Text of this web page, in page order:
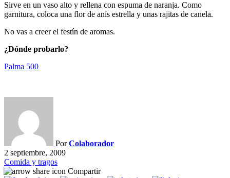
Sirve en un vaso alto y rellena con espuma de naranja. Como
garnitura, coloca una flor de anís estrella y unas rajitas de canela.
No vas a creer el festín de aromas.
¿Dónde probarlo?
Palma 500
PorColaborador
2 septiembre, 2009
Comida y tragos
Compartir